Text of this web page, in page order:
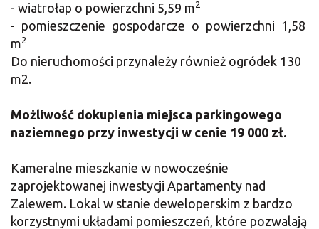
- wiatrołap o powierzchni 5,59 m2
- pomieszczenie gospodarcze o powierzchni 1,58
m2
Do nieruchomości przynależy również ogródek 130
m2.
Możliwość dokupienia miejsca parkingowego
naziemnego przy inwestycji w cenie 19 000 zł.
Kameralne mieszkanie w nowocześnie
zaprojektowanej inwestycji Apartamenty nad
Zalewem. Lokal w stanie deweloperskim z bardzo
korzystnymi układami pomieszczeń, które pozwalają